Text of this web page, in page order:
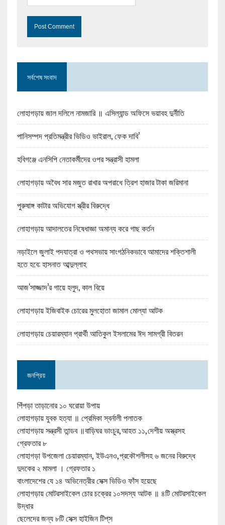
সর্বশেষ সংবাদ
লোহাগড়ায় জাল দলিলে নামজারি ॥ এসিল্যান্ড অফিসে ভয়াবহ দুর্নীতি
পানিসম্পদ প্রতিমন্ত্রীর ভিডিও ভাইরাল, ফেক দাবি’
হবিগঞ্জে এনসিপি নেতাকর্মীদের ওপর সন্ত্রাসী হামলা
লোহাগড়ায় অবৈধ সার মজুত রাখার অপরাধে ত্রিশ হাজার টাকা জরিমানা
পুরুষাঙ্গ কাটার অভিযোগ স্ত্রীর বিরুদ্ধে
লোহাগড়ায় আদালতের নিষেধাজ্ঞা অমান্য করে গাছ কর্তন
নড়াইলে জুলাই পদযাত্রা ও পথসভায় সাংগঠনিকভাবে আমাদের শক্তিশালী
হতে হবে: হাসনাত আব্দুল্লাহ
আজ‘সাজ্জাদ’র গায়ে হলুদ, কাল বিয়ে
লোহাগড়ায় ইজিবাইক চোরের মুলহোতা জামাল মোল্যা আটক
লোহাগড়ায় চেয়ারম্যান প্রার্থী আতিকুল ইসলামের ঈদ সামগ্রী বিতরন
জনপ্রিয়
পিঁপড়া তাড়ানোর ১০ ঘরোয়া উপায়
লোহাগড়ায় যুবক হত্যা ॥ প্রেমিকা স্বর্নালী পলাতক
লোহাগড়ায় সন্ত্রসী তান্ডব ॥বাড়িঘর ভাংচুর,আহত ১১,দেশীয় অস্ত্রসহ
গ্রেফতার ৮
লোহাগড়া উপজেলা চেয়ারম্যান, ইউএনও,প্রকৌশলীসহ ৬ জনের বিরুদ্ধে
দুদকের ২ মামলা । গ্রেফতার ১
বাংলাদেশের যে ১৪ অভিনেত্রীর সেক্স ভিডিও ফাঁস হয়েছে
লোহাগড়ায় মোটরসাইকেল চোর চক্রের ১০সদস্য আটক ॥ ৪টি মোটরসাইকেল
উদ্ধার
ছেলেদের জন্য ৮টি সেক্স হাইজিন টিপ্‌স